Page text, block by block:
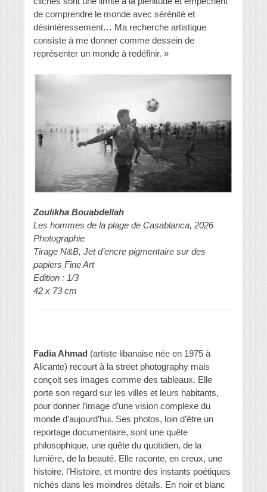
de comprendre le monde avec sérénité et
désintéressement… Ma recherche artistique
consiste à me donner comme dessein de
représenter un monde à redéfinir. »
Zoulikha Bouabdellah
Les hommes de la plage de Casablanca, 2026
Photographie
Tirage N&B, Jet d’encre pigmentaire sur des
papiers Fine Art
Edition : 1/3
42 x 73 cm
Fadia Ahmad (artiste libanaise née en 1975 à
Alicante) recourt à la street photography mais
conçoit ses images comme des tableaux. Elle
porte son regard sur les villes et leurs habitants,
pour donner l’image d’une vision complexe du
monde d’aujourd’hui. Ses photos, loin d’être un
reportage documentaire, sont une quête
philosophique, une quête du quotidien, de la
lumière, de la beauté. Elle raconte, en creux, une
histoire, l’Histoire, et montre des instants poétiques
nichés dans les moindres détails. En noir et blanc